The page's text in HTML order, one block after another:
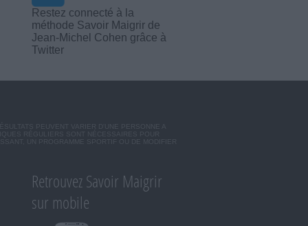
Restez connecté à la
méthode Savoir Maigrir de
Jean-Michel Cohen grâce à
Twitter
PEUVENT VARIER D'UNE PERSONNE A
RÉGULIERS SONT NÉCESSAIRES POUR
UN PROGRAMME SPORTIF OU DE MODIFIER
Retrouvez Savoir Maigrir
sur mobile